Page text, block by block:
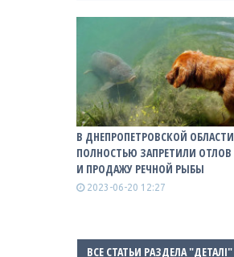
В ДНЕПРОПЕТРОВСКОЙ ОБЛАСТИ
ПОЛНОСТЬЮ ЗАПРЕТИЛИ ОТЛОВ
И ПРОДАЖУ РЕЧНОЙ РЫБЫ
2023-06-20 12:27
ВСЕ СТАТЬИ РАЗДЕЛА "ДЕТАЛІ"